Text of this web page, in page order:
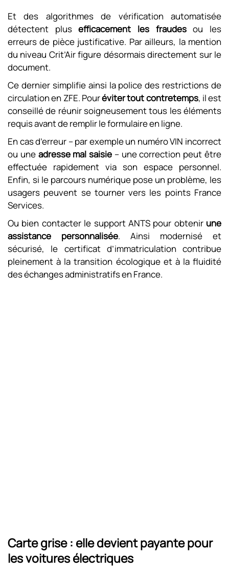
Et des algorithmes de vérification automatisée
détectent plusefficacement les fraudesou les
erreurs de pièce justificative. Par ailleurs, la mention
du niveau Crit’Air figure désormais directement sur le
document.
Ce dernier simplifie ainsi la police des restrictions de
circulation en ZFE. Pouréviter tout contretemps, il est
conseillé de réunir soigneusement tous les éléments
requis avant de remplir le formulaire en ligne.
En cas d’erreur – par exemple un numéro VIN incorrect
ou uneadresse mal saisie – une correction peut être
effectuée rapidement via son espace personnel.
Enfin, si le parcours numérique pose un problème, les
usagers peuvent se tourner vers les points France
Services.
Ou bien contacter le support ANTS pour obtenir une
assistance
personnalisée. Ainsi modernisé et
sécurisé, le certificat d’immatriculation contribue
pleinement à la transition écologique et à la fluidité
des échanges administratifs en France.
Carte grise : elle devient payante pour
les voitures électriques